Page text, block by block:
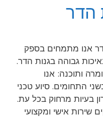
הדר
אנו מתמחים בספק
גבוהה בגנות הדר.
ותוכנה: אנו
התחומים. סיוע טכני
בעיות מרחוק בכל עת.
שירות אישי ומקצועי